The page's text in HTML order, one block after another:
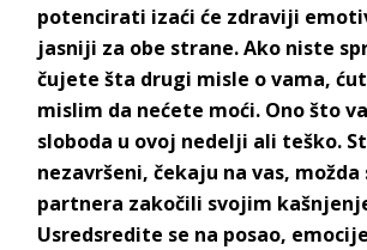
potencirati izaći će zdraviji
jasniji za obe strane. Ako niste
čujete šta drugi misle o vama,
mislim da nećete moći. Ono što
sloboda u ovoj nedelji ali teško.
nezavršeni, čekaju na vas,
partnera zakočili svojim
Usredsredite se na posao,